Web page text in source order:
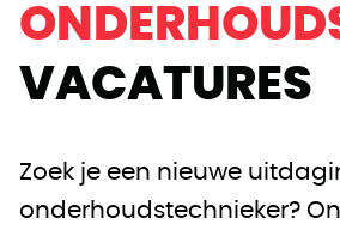
VACATURES
Zoek je een nieuwe
onderhoudstechnieker?